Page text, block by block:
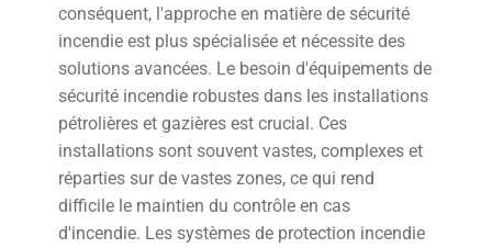
conséquent, l'approche en matière de sécurité
incendie est plus spécialisée et nécessite des
solutions avancées. Le besoin d'équipements de
sécurité incendie robustes dans les installations
pétrolières et gazières est crucial. Ces
installations sont souvent vastes, complexes et
réparties sur de vastes zones, ce qui rend
difficile le maintien du contrôle en cas
d'incendie. Les systèmes de protection incendie